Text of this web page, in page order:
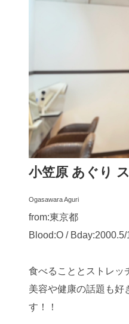
小笠原 あぐり
Ogasawara Aguri
from:東京都
Blood:O / Bday:2000.5/
食べることとストレッ
美容や健康の話題も好
す！！